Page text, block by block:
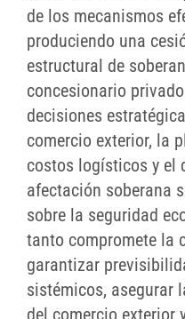
de los mecanismos
produciendo una
estructural de
concesionario
decisiones
comercio exterior, la
costos logísticos y el
afectación soberana
sobre la seguridad
tanto compromete la
garantizar
sistémicos, asegurar